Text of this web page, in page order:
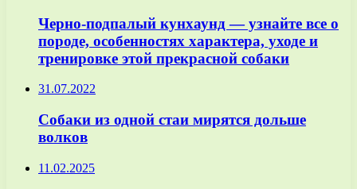
Черно-подпалый кунхаунд — узнайте все о
породе, особенностях характера, уходе и
тренировке этой прекрасной собаки
31.07.2022
Собаки из одной стаи мирятся дольше
волков
11.02.2025